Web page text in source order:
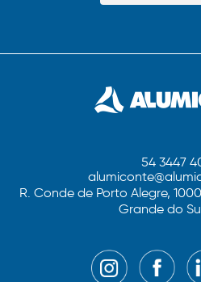
54 3447
R. Conde de Porto Alegre,
Grande do